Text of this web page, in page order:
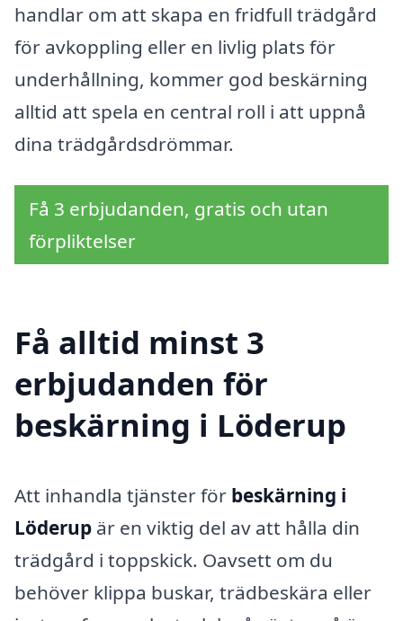
handlar om att skapa en fridfull trädgård
för avkoppling eller en livlig plats för
underhållning, kommer god beskärning
alltid att spela en central roll i att uppnå
dina trädgårdsdrömmar.
Få 3 erbjudanden, gratis och utan
förpliktelser
Få alltid minst 3
erbjudanden för
beskärning i Löderup
Att inhandla tjänster för beskärning i
Löderup är en viktig del av att hålla din
trädgård i toppskick. Oavsett om du
behöver klippa buskar, trädbeskära eller